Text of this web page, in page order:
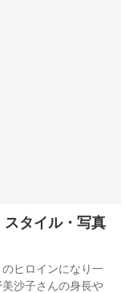
タイル・写真
ヒロインになり一
沙子さんの身長や